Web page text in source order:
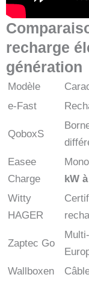
recharge
génération
Modèle
e-Fast
QoboxS
Easee
Charge
kW
Witty
HAGER
Zaptec Go
Wallboxen